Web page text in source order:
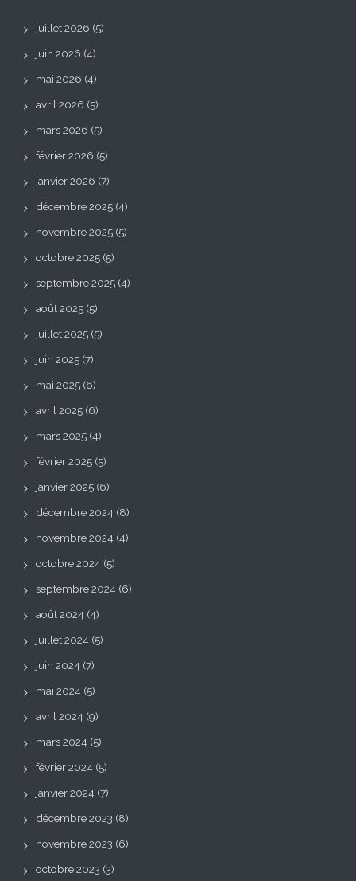
juillet 2026 (5)
juin 2026 (4)
mai 2026 (4)
avril 2026 (5)
mars 2026 (5)
février 2026 (5)
janvier 2026 (7)
décembre 2025 (4)
novembre 2025 (5)
octobre 2025 (5)
septembre 2025 (4)
août 2025 (5)
juillet 2025 (5)
juin 2025 (7)
mai 2025 (6)
avril 2025 (6)
mars 2025 (4)
février 2025 (5)
janvier 2025 (6)
décembre 2024 (8)
novembre 2024 (4)
octobre 2024 (5)
septembre 2024 (6)
août 2024 (4)
juillet 2024 (5)
juin 2024 (7)
mai 2024 (5)
avril 2024 (9)
mars 2024 (5)
février 2024 (5)
janvier 2024 (7)
décembre 2023 (8)
novembre 2023 (6)
octobre 2023 (3)